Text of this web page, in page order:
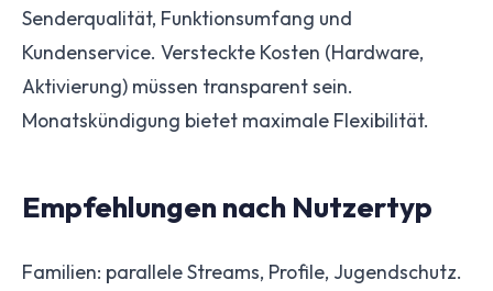
Senderqualität, Funktionsumfang und
Kundenservice. Versteckte Kosten (Hardware,
Aktivierung) müssen transparent sein.
Monatskündigung bietet maximale Flexibilität.
Empfehlungen nach Nutzertyp
Familien: parallele Streams, Profile, Jugendschutz.